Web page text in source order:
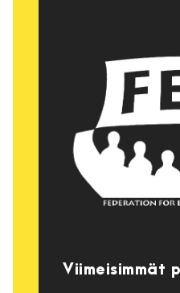
Viimeisimmät